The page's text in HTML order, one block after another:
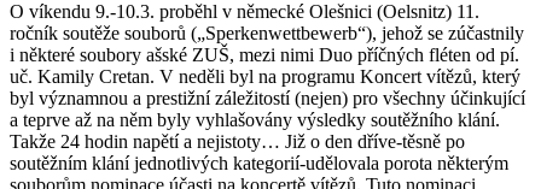
O víkendu 9.-10.3. proběhl v německé Olešnici (Oelsnitz) 11.
ročník soutěže souborů („Sperkenwettbewerb“), jehož se zúčastnily
i některé soubory ašské ZUŠ, mezi nimi Duo příčných fléten od pí.
uč. Kamily Cretan. V neděli byl na programu Koncert vítězů, který
byl významnou a prestižní záležitostí (nejen) pro všechny účinkující
a teprve až na něm byly vyhlašovány výsledky soutěžního klání.
Takže 24 hodin napětí a nejistoty… Již o den dříve-těsně po
soutěžním klání jednotlivých kategorií-udělovala porota některým